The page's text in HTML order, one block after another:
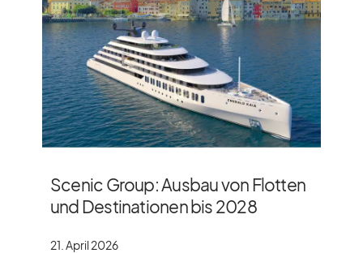
Scenic Group: Ausbau von Flotten
und Destinationen bis 2028
21. April 2026